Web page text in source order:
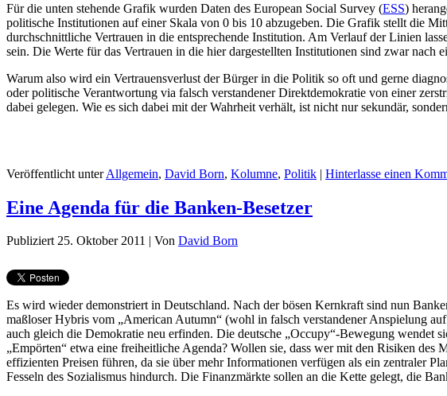
Für die unten stehende Grafik wurden Daten des European Social Survey (ESS)
politische Institutionen auf einer Skala von 0 bis 10 abzugeben. Die Grafik stellt die
durchschnittliche Vertrauen in die entsprechende Institution. Am Verlauf der Linien
sein. Die Werte für das Vertrauen in die hier dargestellten Institutionen sind zwar
Warum also wird ein Vertrauensverlust der Bürger in die Politik so oft und gerne
oder politische Verantwortung via falsch verstandener Direktdemokratie von einer
dabei gelegen. Wie es sich dabei mit der Wahrheit verhält, ist nicht nur sekundär,
Veröffentlicht unter Allgemein, David Born, Kolumne, Politik | Hinterlasse einen
Eine Agenda für die Banken-Besetzer
Publiziert 25. Oktober 2011 Von David Born
Es wird wieder demonstriert in Deutschland. Nach der bösen Kernkraft sind nun
maßloser Hybris vom „American Autumn“ (wohl in falsch verstandener Anspielung
auch gleich die Demokratie neu erfinden. Die deutsche „Occupy“-Bewegung wendet
„Empörten“ etwa eine freiheitliche Agenda? Wollen sie, dass wer mit den Risiken
effizienten Preisen führen, da sie über mehr Informationen verfügen als ein zentraler
Fesseln des Sozialismus hindurch. Die Finanzmärkte sollen an die Kette gelegt, die